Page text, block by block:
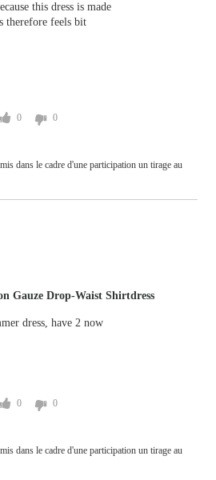
dans le cadre d'une participation un tirage au
this dress is made
therefore feels bit
0 0
dans le cadre d'une participation un tirage au
Gauze Drop-Waist Shirtdress
dress, have 2 now
0 0